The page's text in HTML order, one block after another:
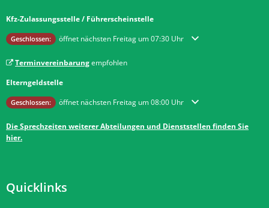
Kfz-Zulassungsstelle / Führerscheinstelle
Klicken, um weitere Öffnungs- oder Schließzeiten auszublenden
Geschlossen: öffnet nächsten Freitag um 07:30 Uhr
Terminvereinbarungempfohlen
Elterngeldstelle
Klicken, um weitere Öffnungs- oder Schließzeiten auszublenden
Geschlossen: öffnet nächsten Freitag um 08:00 Uhr
Die Sprechzeiten weiterer Abteilungen und Dienststellen finden Sie
hier.
Quicklinks